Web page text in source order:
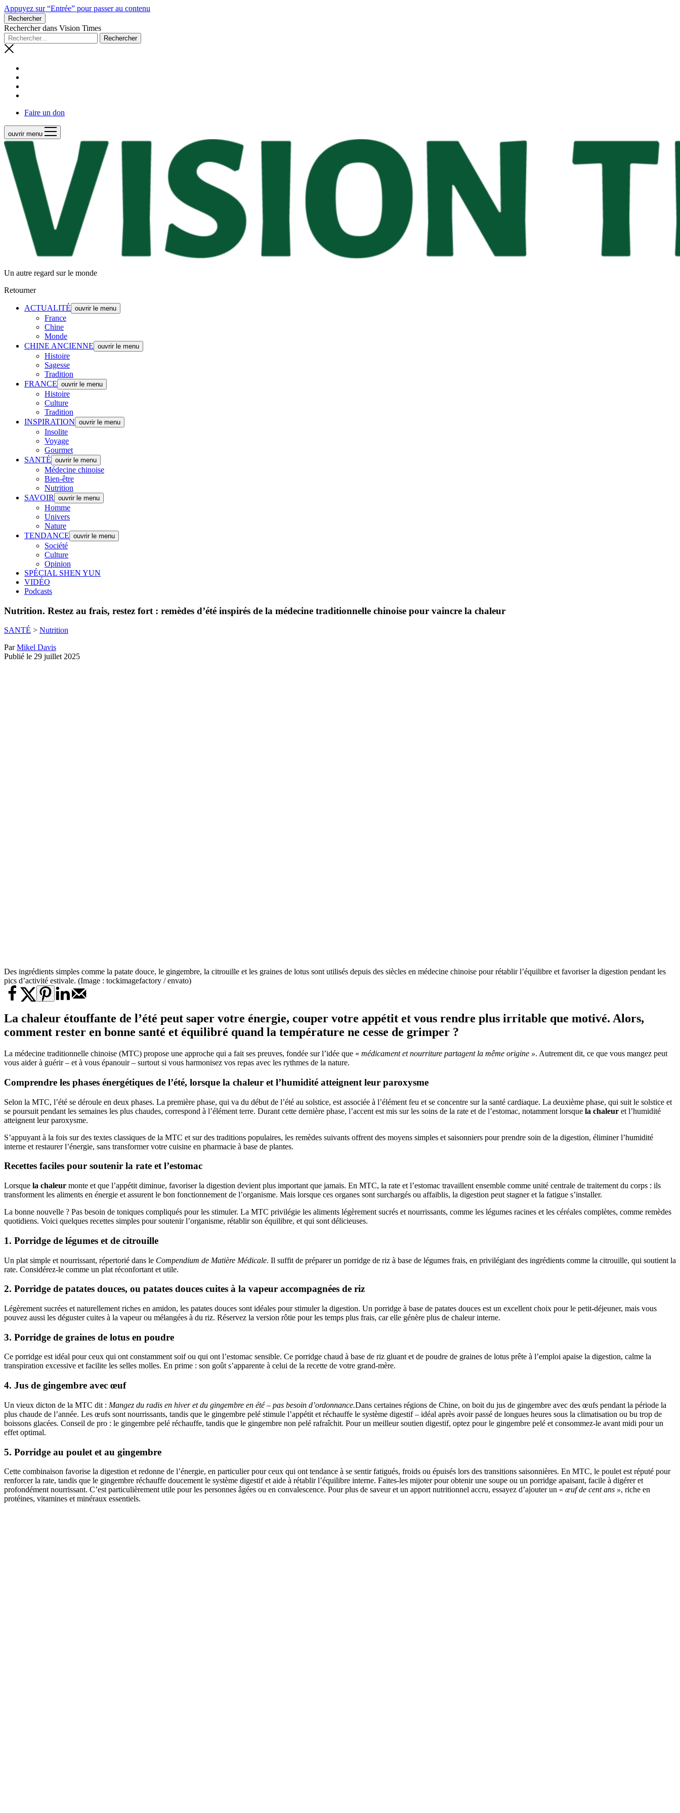
Appuyez sur “Entrée” pour passer au contenu
Rechercher
Rechercher dans Vision Times
Faire un don
ouvrir menu
Un autre regard sur le monde
Retourner
ACTUALITÉ ouvrir le menu
France
Chine
Monde
CHINE ANCIENNE ouvrir le menu
Histoire
Sagesse
Tradition
FRANCE ouvrir le menu
Histoire
Culture
Tradition
INSPIRATION ouvrir le menu
Insolite
Voyage
Gourmet
SANTÉ ouvrir le menu
Médecine chinoise
Bien-être
Nutrition
SAVOIR
ouvrir le menu
Homme
Univers
Nature
TENDANCE ouvrir le menu
Société
Culture
Opinion
SPÉCIAL SHEN YUN
VIDÉO
Podcasts
Nutrition. Restez au frais, restez fort : remèdes d’été inspirés de la médecine traditionnelle chinoise pour vaincre la chaleur
SANTÉ > Nutrition
ParMikel Davis
Publié le 29 juillet 2025
Des ingrédients simples comme la patate douce, le gingembre, la citrouille et les graines de lotus sont utilisés depuis des siècles en médecine chinoise pour rétablir l’équilibre et favoriser la digestion pendant les
pics d’activité estivale. (Image : tockimagefactory / envato)
La chaleur étouffante de l’été peut saper votre énergie, couper votre appétit et vous rendre plus irritable que motivé. Alors,
comment rester en bonne santé et équilibré quand la température ne cesse de grimper ?
La médecine traditionnelle chinoise (MTC) propose une approche qui a fait ses preuves, fondée sur l’idée que « médicament et nourriture partagent la même origine ». Autrement dit, ce que vous mangez peut
vous aider à guérir – et à vous épanouir – surtout si vous harmonisez vos repas avec les rythmes de la nature.
Comprendre les phases énergétiques de l’été, lorsque la chaleur et l’humidité atteignent leur paroxysme
Selon la MTC, l’été se déroule en deux phases. La première phase, qui va du début de l’été au solstice, est associée à l’élément feu et se concentre sur la santé cardiaque. La deuxième phase, qui suit le solstice et
se poursuit pendant les semaines les plus chaudes, correspond à l’élément terre. Durant cette dernière phase, l’accent est mis sur les soins de la rate et de l’estomac, notamment lorsque la chaleur et l’humidité
atteignent leur paroxysme.
S’appuyant à la fois sur des textes classiques de la MTC et sur des traditions populaires, les remèdes suivants offrent des moyens simples et saisonniers pour prendre soin de la digestion, éliminer l’humidité
interne et restaurer l’énergie, sans transformer votre cuisine en pharmacie à base de plantes.
Recettes faciles pour soutenir la rate et l’estomac
Lorsque la chaleur monte et que l’appétit diminue, favoriser la digestion devient plus important que jamais. En MTC, la rate et l’estomac travaillent ensemble comme unité centrale de traitement du corps : ils
transforment les aliments en énergie et assurent le bon fonctionnement de l’organisme. Mais lorsque ces organes sont surchargés ou affaiblis, la digestion peut stagner et la fatigue s’installer.
La bonne nouvelle ? Pas besoin de toniques compliqués pour les stimuler. La MTC privilégie les aliments légèrement sucrés et nourrissants, comme les légumes racines et les céréales complètes, comme remèdes
quotidiens. Voici quelques recettes simples pour soutenir l’organisme, rétablir son équilibre, et qui sont délicieuses.
1. Porridge de légumes et de citrouille
Un plat simple et nourrissant, répertorié dans le Compendium de Matière Médicale. Il suffit de préparer un porridge de riz à base de légumes frais, en privilégiant des ingrédients comme la citrouille, qui soutient la
rate. Considérez-le comme un plat réconfortant et utile.
2. Porridge de patates douces, ou patates douces cuites à la vapeur accompagnées de riz
Légèrement sucrées et naturellement riches en amidon, les patates douces sont idéales pour stimuler la digestion. Un porridge à base de patates douces est un excellent choix pour le petit-déjeuner, mais vous
pouvez aussi les déguster cuites à la vapeur ou mélangées à du riz. Réservez la version rôtie pour les temps plus frais, car elle génère plus de chaleur interne.
3. Porridge de graines de lotus en poudre
Ce porridge est idéal pour ceux qui ont constamment soif ou qui ont l’estomac sensible. Ce porridge chaud à base de riz gluant et de poudre de graines de lotus prête à l’emploi apaise la digestion, calme la
transpiration excessive et facilite les selles molles. En prime : son goût s’apparente à celui de la recette de votre grand-mère.
4. Jus de gingembre avec œuf
Un vieux dicton de la MTC dit : Mangez du radis en hiver et du gingembre en été – pas besoin d’ordonnance.Dans certaines régions de Chine, on boit du jus de gingembre avec des œufs pendant la période la
plus chaude de l’année. Les œufs sont nourrissants, tandis que le gingembre pelé stimule l’appétit et réchauffe le système digestif – idéal après avoir passé de longues heures sous la climatisation ou bu trop de
boissons glacées. Conseil de pro : le gingembre pelé réchauffe, tandis que le gingembre non pelé rafraîchit. Pour un meilleur soutien digestif, optez pour le gingembre pelé et consommez-le avant midi pour un
effet optimal.
5. Porridge au poulet et au gingembre
Cette combinaison favorise la digestion et redonne de l’énergie, en particulier pour ceux qui ont tendance à se sentir fatigués, froids ou épuisés lors des transitions saisonnières. En MTC, le poulet est réputé pour
renforcer la rate, tandis que le gingembre réchauffe doucement le système digestif et aide à rétablir l’équilibre interne. Faites-les mijoter pour obtenir une soupe ou un porridge apaisant, facile à digérer et
profondément nourrissant. C’est particulièrement utile pour les personnes âgées ou en convalescence. Pour plus de saveur et un apport nutritionnel accru, essayez d’ajouter un « œuf de cent ans », riche en
protéines, vitamines et minéraux essentiels.